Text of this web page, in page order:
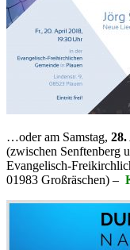
…oder am Samstag,
(zwischen Senftenberg
Evangelisch-
01983 Großräschen) –